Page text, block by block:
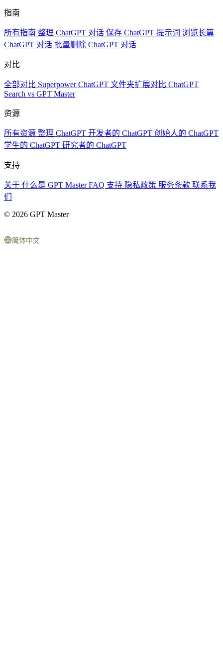
指南
所有指南 整理 ChatGPT 对话 保存 ChatGPT 提示词 浏览长篇
ChatGPT 对话 批量删除 ChatGPT 对话
对比
全部对比 Superpower ChatGPT 文件夹扩展对比 ChatGPT
Search vs GPT Master
资源
所有资源 整理 ChatGPT 开发者的 ChatGPT 创始人的 ChatGPT
学生的 ChatGPT 研究者的 ChatGPT
支持
关于 什么是 GPT MasterFAQ 支持 隐私政策 服务条款 联系我
们
© 2026 GPT Master
简体中文